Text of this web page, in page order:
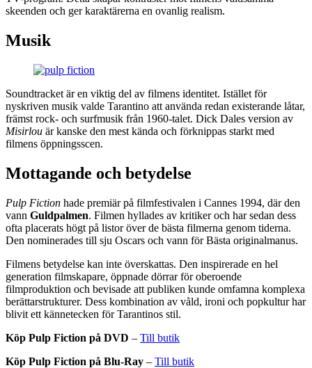
skeenden och ger karaktärerna en ovanlig realism.
Musik
Soundtracket är en viktig del av filmens identitet. Istället för
nyskriven musik valde Tarantino att använda redan existerande låtar,
främst rock- och surfmusik från 1960-talet. Dick Dales version av
Misirlou är kanske den mest kända och förknippas starkt med
filmens öppningsscen.
Mottagande och betydelse
Pulp Fiction hade premiär på filmfestivalen i Cannes 1994, där den
vann Guldpalmen. Filmen hyllades av kritiker och har sedan dess
ofta placerats högt på listor över de bästa filmerna genom tiderna.
Den nominerades till sju Oscars och vann för Bästa originalmanus.
Filmens betydelse kan inte överskattas. Den inspirerade en hel
generation filmskapare, öppnade dörrar för oberoende
filmproduktion och bevisade att publiken kunde omfamna komplexa
berättarstrukturer. Dess kombination av våld, ironi och popkultur har
blivit ett kännetecken för Tarantinos stil.
Köp Pulp Fiction på DVD – Till butik
Köp Pulp Fiction på Blu-Ray – Till butik